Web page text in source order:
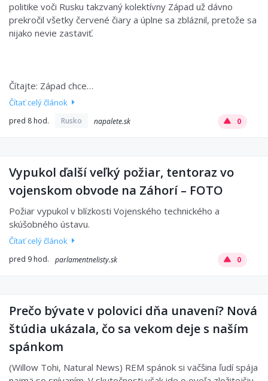
politike voči Rusku takzvaný kolektívny Západ už dávno
prekročil všetky červené čiary a úplne sa zbláznil, pretože sa
nijako nevie zastaviť.
Čítajte: Západ chce…
Čítať celý článok
pred 8 hod. Rusko napalete.sk 0
Vypukol ďalší veľký požiar, tentoraz vo
vojenskom obvode na Záhorí – FOTO
Požiar vypukol v blízkosti Vojenského technického a
skúšobného ústavu.
Čítať celý článok
pred 9 hod. parlamentnelisty.sk 0
Prečo bývate v polovici dňa unavení? Nová
štúdia ukázala, čo sa vekom deje s naším
spánkom
(Willow Tohi, Natural News) REM spánok si väčšina ľudí spája